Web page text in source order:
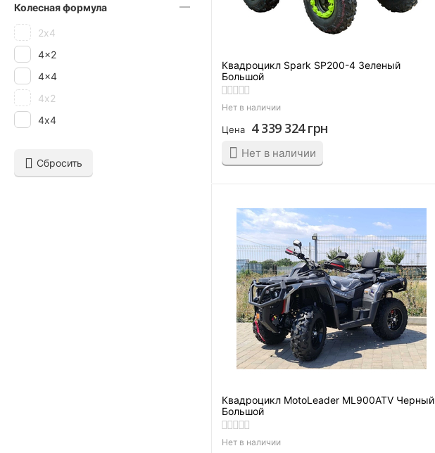
Квадроцикл Spark SP200-4 Зеленый
Большой
Нет в наличии
Цена 4 339 324 грн
Нет в наличии
Квадроцикл MotoLeader ML900ATV Черный
Большой
Нет в наличии
Камуфляж
Карбон
Красный
Красный, графити
Лайм
Оранж
розовый
Колесная формула
2х4
4x2
4x4
4х2
4х4
Сбросить